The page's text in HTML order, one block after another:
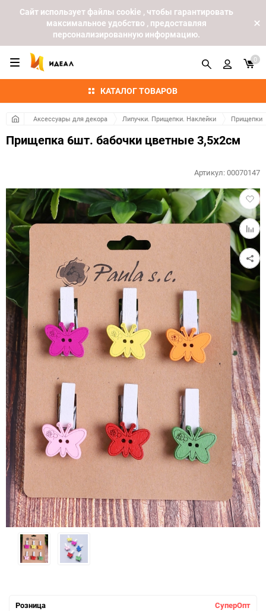
Cайт использует файлы cookie , чтобы гарантировать
максимальное удобство , предоставляя
персонализированную информацию.
КАТАЛОГ ТОВАРОВ
0
Аксессуары для декора Липучки. Прищепки. Наклейки Прищепки
Прищепка 6шт. бабочки цветные 3,5х2см
в
к
Артикул:00070147
Розница СуперОпт